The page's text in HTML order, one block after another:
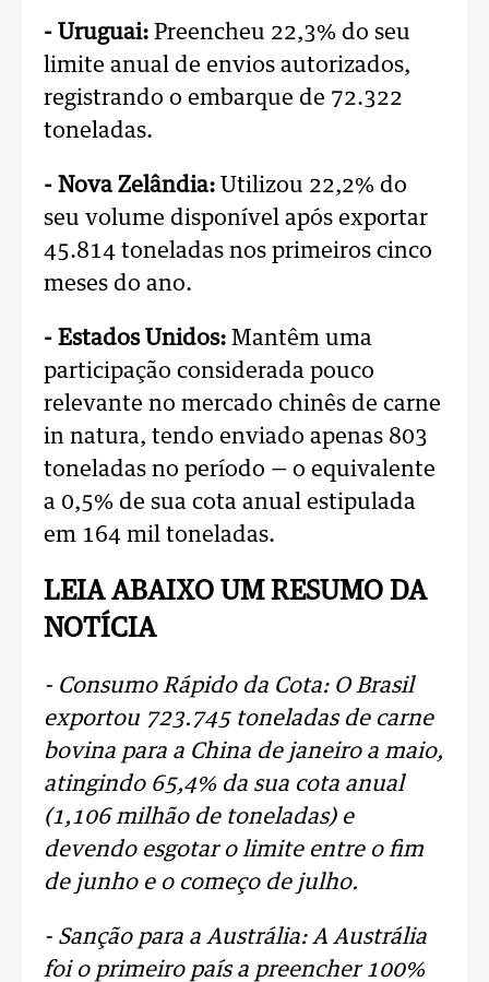
- Uruguai: Preencheu 22,3% do seu
limite anual de envios autorizados,
registrando o embarque de 72.322
toneladas.
- Nova Zelândia: Utilizou 22,2% do
seu volume disponível após exportar
45.814 toneladas nos primeiros cinco
meses do ano.
- Estados Unidos: Mantêm uma
participação considerada pouco
relevante no mercado chinês de carne
in natura, tendo enviado apenas 803
toneladas no período — o equivalente
a 0,5% de sua cota anual estipulada
em 164 mil toneladas.
LEIA ABAIXO UM RESUMO DA
NOTÍCIA
- Consumo Rápido da Cota: O Brasil
exportou 723.745 toneladas de carne
bovina para a China de janeiro a maio,
atingindo 65,4% da sua cota anual
(1,106 milhão de toneladas) e
devendo esgotar o limite entre o fim
de junho e o começo de julho.
- Sanção para a Austrália: A Austrália
foi o primeiro país a preencher 100%